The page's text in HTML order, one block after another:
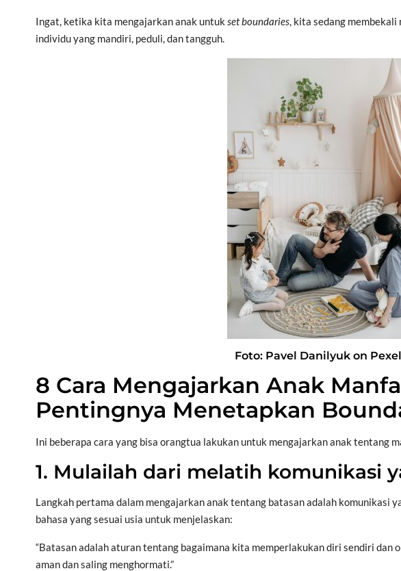
Ingat, ketika kita mengajarkan anak untuk set boundaries , kita sedang
individu yang mandiri, peduli, dan tangguh.
Foto: Pavel Danilyuk on
8 Cara Mengajarkan Anak
Pentingnya Menetapkan
Ini beberapa cara yang bisa orangtua lakukan untuk mengajarkan anak tentang
1. Mulailah dari melatih komunikasi
Langkah pertama dalam mengajarkan anak tentang batasan adalah komunikasi
bahasa yang sesuai usia untuk menjelaskan:
“Batasan adalah aturan tentang bagaimana kita memperlakukan diri sendiri dan
aman dan saling menghormati.”